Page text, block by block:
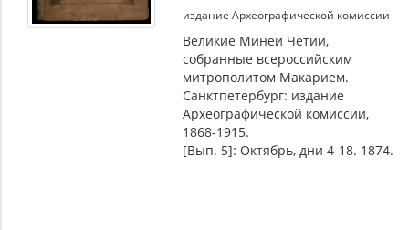
издание Археографической комиссии
Великие Минеи Четии,
собранные всероссийским
митрополитом Макарием.
Санктпетербург: издание
Археографической комиссии,
1868-1915.
[Вып. 5]: Октябрь, дни 4-18. 1874.